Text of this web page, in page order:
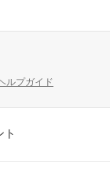
ルプガイド
ト